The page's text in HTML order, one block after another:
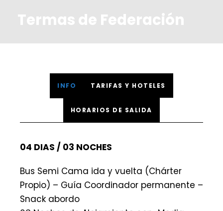
Termas de Federación
INFO TARIFAS Y HOTELES
HORARIOS DE SALIDA
04 DIAS / 03 NOCHES
Bus Semi Cama ida y vuelta (Chárter
Propio) – Guía Coordinador permanente –
Snack abordo